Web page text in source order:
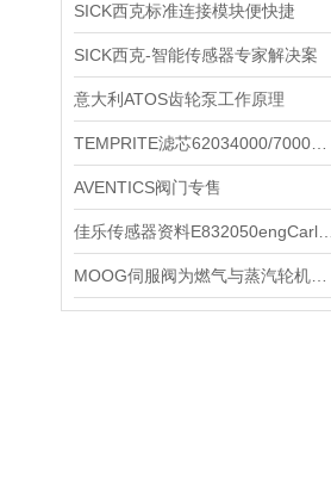
SICK西克标准连接模块便快捷
SICK西克-智能传感器专家解决案
意大利ATOS齿轮泵工作原理
AVENTICS阀门专售